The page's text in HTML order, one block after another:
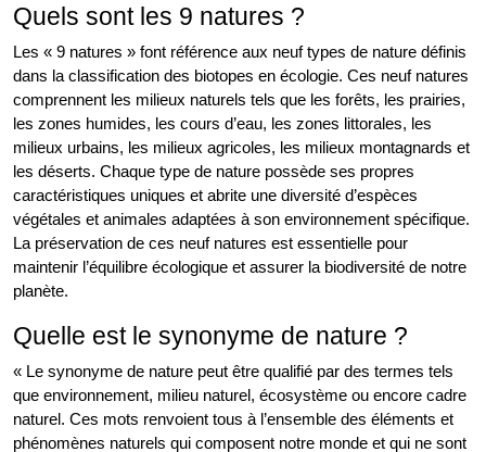
Quels sont les 9 natures ?
Les « 9 natures » font référence aux neuf types de nature définis
dans la classification des biotopes en écologie. Ces neuf natures
comprennent les milieux naturels tels que les forêts, les prairies,
les zones humides, les cours d’eau, les zones littorales, les
milieux urbains, les milieux agricoles, les milieux montagnards et
les déserts. Chaque type de nature possède ses propres
caractéristiques uniques et abrite une diversité d’espèces
végétales et animales adaptées à son environnement spécifique.
La préservation de ces neuf natures est essentielle pour
maintenir l’équilibre écologique et assurer la biodiversité de notre
planète.
Quelle est le synonyme de nature ?
« Le synonyme de nature peut être qualifié par des termes tels
que environnement, milieu naturel, écosystème ou encore cadre
naturel. Ces mots renvoient tous à l’ensemble des éléments et
phénomènes naturels qui composent notre monde et qui ne sont